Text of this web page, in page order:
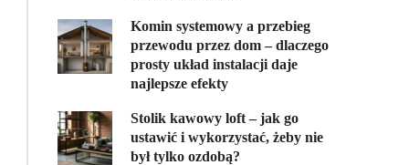
Komin systemowy a przebieg
przewodu przez dom – dlaczego
prosty układ instalacji daje
najlepsze efekty
Stolik kawowy loft – jak go
ustawić i wykorzystać, żeby nie
był tylko ozdobą?